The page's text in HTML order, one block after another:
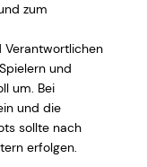
zum
Verantwortlichen
und
um. Bei
und die
sollte nach
erfolgen.